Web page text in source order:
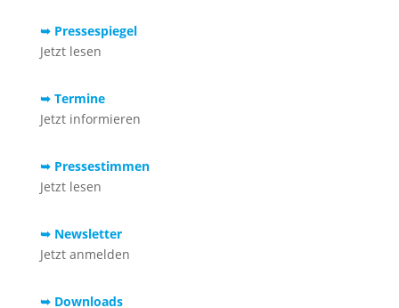
➥ Pressespiegel
Jetzt lesen
➥ Termine
Jetzt informieren
➥ Pressestimmen
Jetzt lesen
➥ Newsletter
Jetzt anmelden
➥ Downloads